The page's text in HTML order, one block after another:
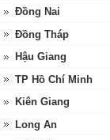
Đồng Nai
Đồng Tháp
Hậu Giang
TP Hồ Chí Minh
Kiên Giang
Long An